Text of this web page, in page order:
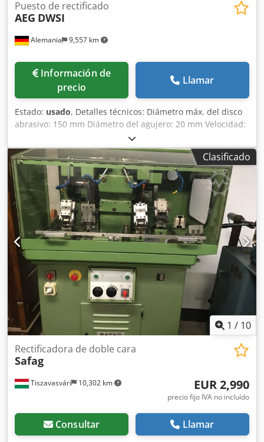
Alemania 9,557 km
Puesto de rectificado
AEG DWSI
Información de
precio
Llamar
Estado: usado, Detalles técnicos: Diámetro máx. del disco
abrasivo: 150 mm Diámetro del agujero: 20 mm Velocidad:
3000 rpm Número de estaciones: 2 piezas Potencia total
necesaria: 250 vatios Peso: 30 kg Espacio necesario aprox.:
L:0,56xAn:0,46xAl:1,15 m Dkjdpfx Asu Ngtnsf Tsr Datos
técnicos: - Motor AEG 150/250A-50Hz, 220/380V, enchufe
de conexión CEE 16 equipamiento: - con bajo encimera *
Clasificado
1 / 10
Tiszavasvári 10,302 km
Rectificadora de doble cara
Safag
EUR 2,990
precio fijo IVA no incluído
Consultar Llamar